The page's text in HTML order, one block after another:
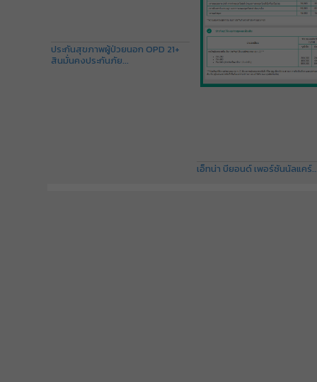
ประกันสุขภาพผู้ป่วยนอก OPD 21+
สินมั่นคงประกันภัย...
เอ็ทน่า บียอนด์ เพอร์ซันนัลแคร์